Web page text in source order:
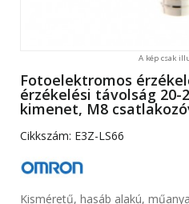
A kép csak
Fotoelektromos
érzékelési távolság 20-
kimenet, M8
Cikkszám: E3Z-LS66
Kisméretű, hasáb alakú,